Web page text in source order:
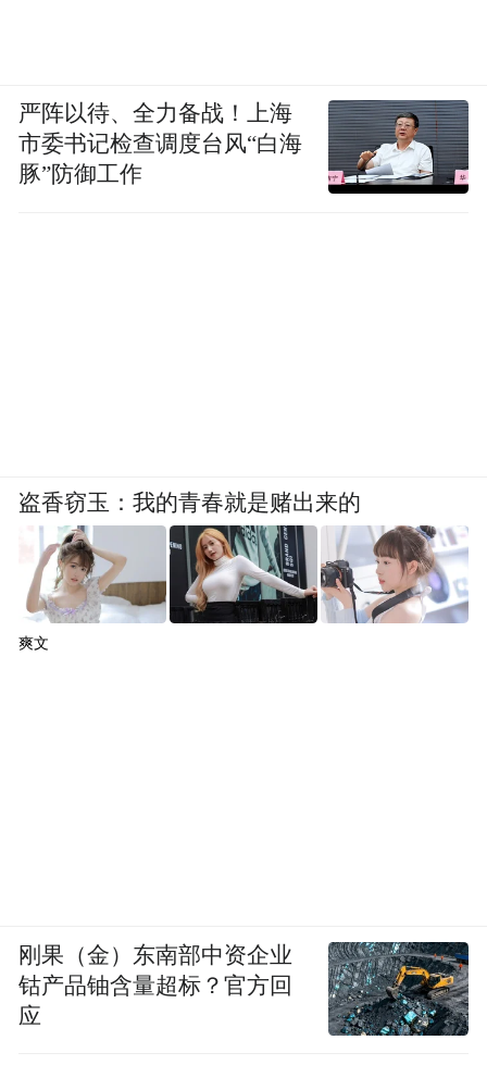
严阵以待、全力备战！上海
市委书记检查调度台风“白海
豚”防御工作
盗香窃玉：我的青春就是赌出来的
爽文
刚果（金）东南部中资企业
钴产品铀含量超标？官方回
应